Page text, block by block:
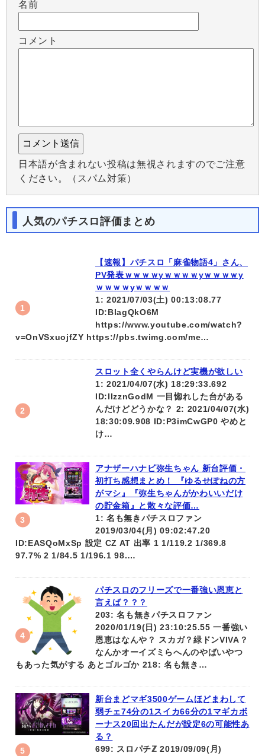
名前
コメント
日本語が含まれない投稿は無視されますのでご注意
ください。（スパム対策）
人気のパチスロ評価まとめ
【速報】パチスロ「麻雀物語4」さん、
PV発表ｗｗｗｗyｗｗｗｗyｗｗｗｗy
ｗｗｗｗyｗｗｗｗ
1: 2021/07/03(土) 00:13:08.77
ID:BlagQkO6M
https://www.youtube.com/watch?
v=OnVSxuojfZY https://pbs.twimg.com/me…
スロット全くやらんけど実機が欲しい
1: 2021/04/07(水) 18:29:33.692
ID:IIzznGodM 一目惚れした台がある
んだけどどうかな？ 2: 2021/04/07(水)
18:30:09.908 ID:P3imCwGP0 やめと
け…
アナザーハナビ弥生ちゃん 新台評価・
初打ち感想まとめ！ 『ゆるせぽねの方
がマシ』『弥生ちゃんがかわいいだけ
の貯金箱』と散々な評価…
1: 名も無きパチスロファン
2019/03/04(月) 09:02:47.20
ID:EASQoMxSp 設定 CZ AT 出率 1 1/119.2 1/369.8
97.7% 2 1/84.5 1/196.1 98.…
パチスロのフリーズで一番強い恩恵と
言えば？？？
203: 名も無きパチスロファン
2020/01/19(日) 23:10:25.55 一番強い
恩恵はなんや？ スカガ？緑ドンVIVA？
なんかオーイズミらへんのやばいやつ
もあった気がする あとゴルゴか 218: 名も無き…
新台まどマギ3500ゲームほどまわして
弱チェ74分の1スイカ66分の1マギカボ
ーナス20回出たんだが設定6の可能性あ
る？
699: スロパチℤ 2019/09/09(月)